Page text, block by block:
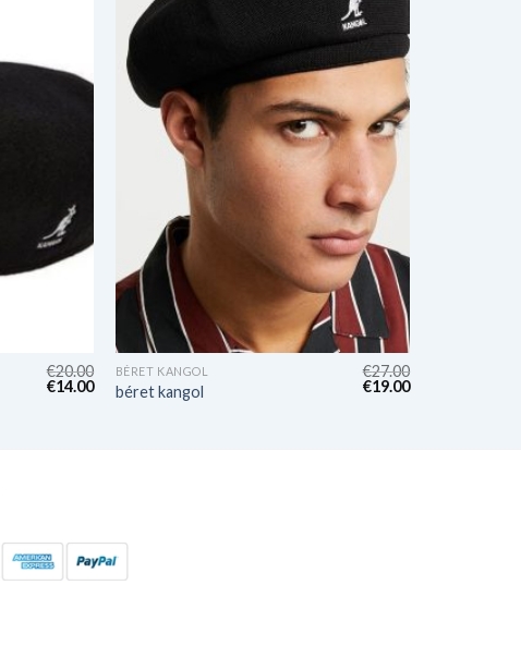
€20.00
€14.00
BÉRET KANGOL
béret kangol
€27.00
€19.00